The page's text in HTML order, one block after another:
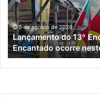
de
Encantado
ocorre
neste
sábado
5 de agosto de 2026
Lançamento do 13º
Encantado ocorre